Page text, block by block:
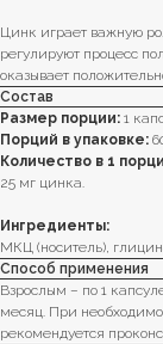
Цинк играет важную
регулируют процесс
оказывает
Состав
Размер порции: 1
Порций в упаковке:
Количество в 1
25 мг цинка.
Ингредиенты:
МКЦ (носитель),
Способ применения
Взрослым – по 1
месяц. При
рекомендуется